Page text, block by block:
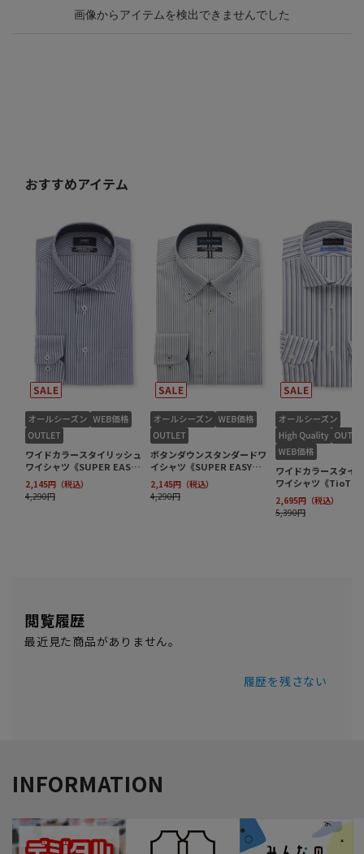
閲覧履歴
最近見た商品がありません。
履歴を残さない
INFORMATION